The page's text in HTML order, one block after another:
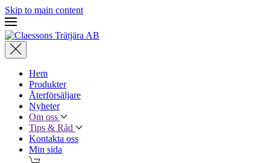
Skip to main content
Hem
Produkter
Återförsäljare
Nyheter
Om oss
Tips & Råd
Kontakta oss
Min sida